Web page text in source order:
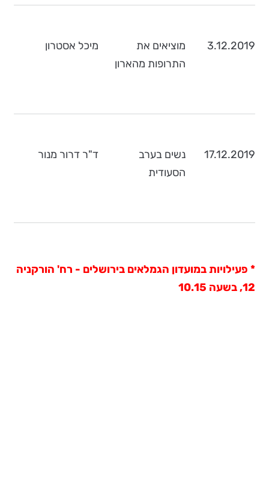
3.12.2019
מוציאים את
התרופות מהארון
מיכל אסטרון
17.12.2019
נשים בערב
הסעודית
ד"ר דרור מנור
* פעילויות במועדון הגמלאים בירושלים - רח' הורקניה
12, בשעה 10.15